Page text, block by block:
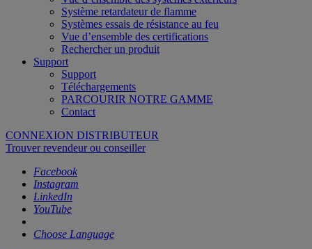
Système retardateur de flamme
Systèmes essais de résistance au feu
Vue d’ensemble des certifications
Rechercher un produit
Support
Support
Téléchargements
PARCOURIR NOTRE GAMME
Contact
CONNEXION DISTRIBUTEUR
Trouver revendeur ou conseiller
Facebook
Instagram
LinkedIn
YouTube
Choose Language